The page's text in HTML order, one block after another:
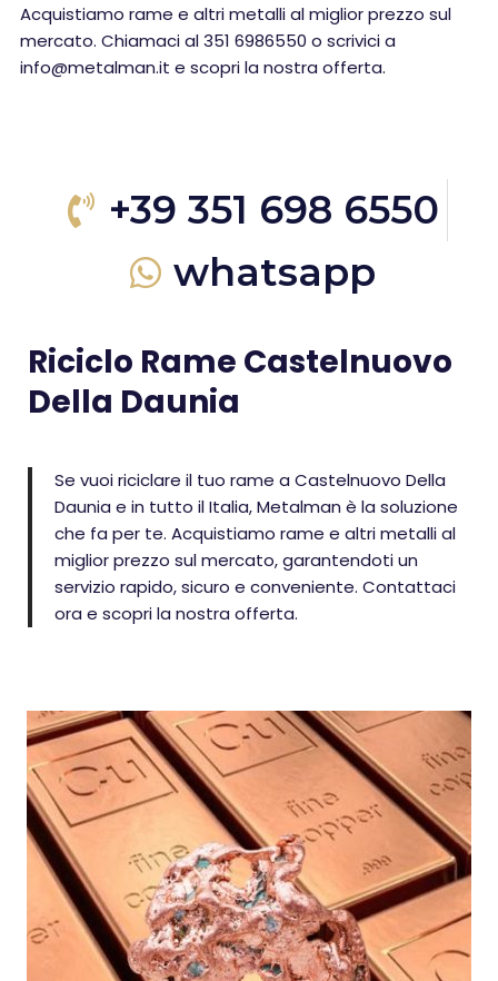
Acquistiamo rame e altri metalli al miglior prezzo sul
mercato. Chiamaci al 351 6986550 o scrivici a
info@metalman.it e scopri la nostra offerta.
+39 351 698 6550
whatsapp
Riciclo Rame Castelnuovo
Della Daunia
Se vuoi riciclare il tuo rame a Castelnuovo Della
Daunia e in tutto il Italia, Metalman è la soluzione
che fa per te. Acquistiamo rame e altri metalli al
miglior prezzo sul mercato, garantendoti un
servizio rapido, sicuro e conveniente. Contattaci
ora e scopri la nostra offerta.